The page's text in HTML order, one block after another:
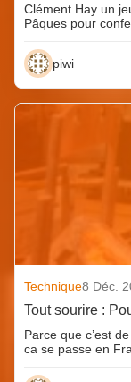
Clément Hay un
Pâques pour
piwi
Technique8 Déc.
Tout sourire :
Parce que c’est
ca se passe en